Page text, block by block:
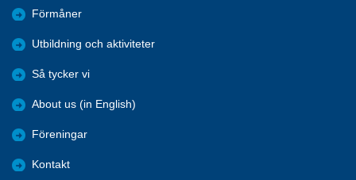
Förmåner
Utbildning och aktiviteter
Så tycker vi
About us (in English)
Föreningar
Kontakt